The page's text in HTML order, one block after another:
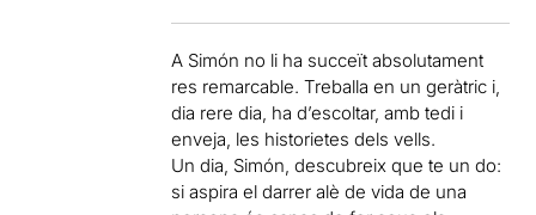
A Simón no li ha succeït absolutament
res remarcable. Treballa en un geràtric i,
dia rere dia, ha d’escoltar, amb tedi i
enveja, les historietes dels vells.
Un dia, Simón, descubreix que te un do:
si aspira el darrer alè de vida de una